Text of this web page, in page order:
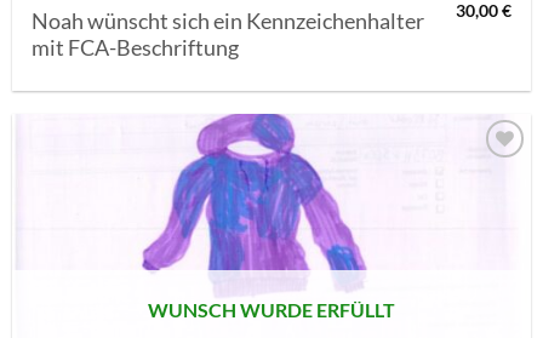
Noah wünscht sich ein Kennzeichenhalter
mit FCA-Beschriftung
30,00€
WUNSCH WURDE ERFÜLLT